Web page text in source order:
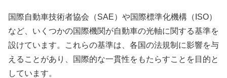
国際自動車技術者協会（SAE）や国際標準化機構（ISO）
など、いくつかの国際機関が自動車の光軸に関する基準を
設けています。これらの基準は、各国の法規制に影響を与
えることがあり、国際的な一貫性をもたらすことを目的と
しています。